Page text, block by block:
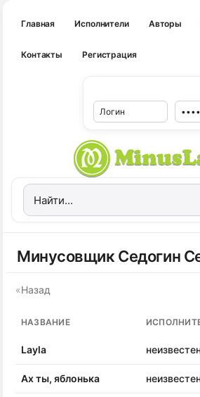
Главная Исполнители Авторы
Контакты Регистрация
Минусовщик Седогин
«Назад
НАЗВАНИЕ
Layla
Ах ты, яблонька